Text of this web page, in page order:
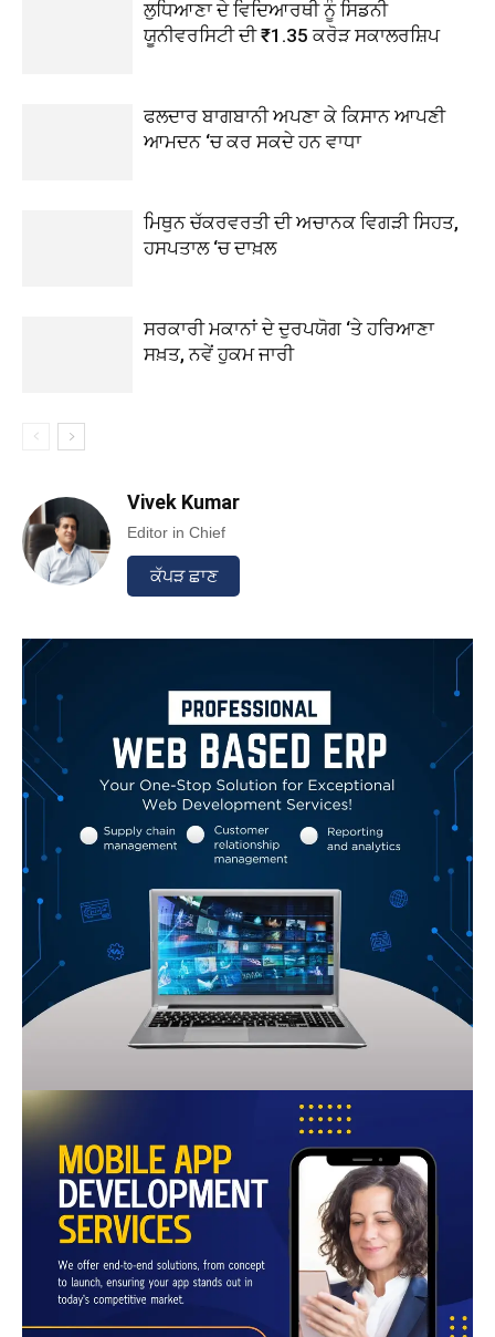
ਲੁਧਿਆਣਾ ਦੇ ਵਿਦਿਆਰਥੀ ਨੂੰ ਸਿਡਨੀ
ਯੂਨੀਵਰਸਿਟੀ ਦੀ ₹1.35 ਕਰੋੜ ਸਕਾਲਰਸ਼ਿਪ
ਫਲਦਾਰ ਬਾਗਬਾਨੀ ਅਪਣਾ ਕੇ ਕਿਸਾਨ ਆਪਣੀ
ਆਮਦਨ ‘ਚ ਕਰ ਸਕਦੇ ਹਨ ਵਾਧਾ
ਮਿਥੁਨ ਚੱਕਰਵਰਤੀ ਦੀ ਅਚਾਨਕ ਵਿਗੜੀ ਸਿਹਤ,
ਹਸਪਤਾਲ ‘ਚ ਦਾਖ਼ਲ
ਸਰਕਾਰੀ ਮਕਾਨਾਂ ਦੇ ਦੁਰਪਯੋਗ ‘ਤੇ ਹਰਿਆਣਾ
ਸਖ਼ਤ, ਨਵੇਂ ਹੁਕਮ ਜਾਰੀ
Vivek Kumar
Editor in Chief
ਕੱਪੜ ਛਾਣ